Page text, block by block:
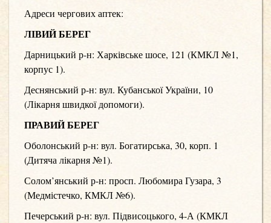
Адреси чергових аптек:
ЛІВИЙ БЕРЕГ
Дарницький р-н: Харківське шосе, 121 (КМКЛ №1,
корпус 1).
Деснянський р-н: вул. Кубанської України, 10
(Лікарня швидкої допомоги).
ПРАВИЙ БЕРЕГ
Оболонський р-н: вул. Богатирська, 30, корп. 1
(Дитяча лікарня №1).
Солом’янський р-н: просп. Любомира Гузара, 3
(Медмістечко, КМКЛ №6).
Печерський р-н: вул. Підвисоцького, 4-А (КМКЛ